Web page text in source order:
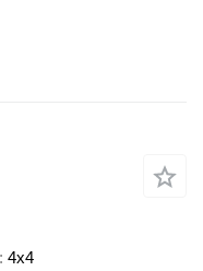
4x4